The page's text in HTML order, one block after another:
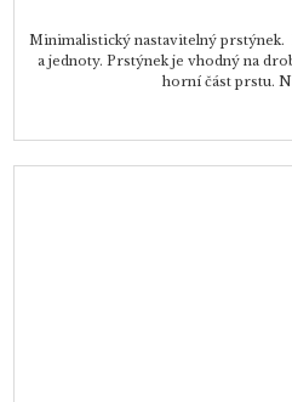
Minimalistický nastavitelný
a jednoty. Prstýnek je vhodný na
horní část prstu.